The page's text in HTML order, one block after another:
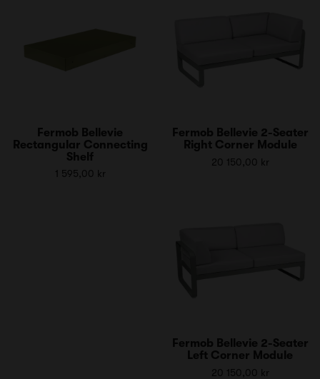
Fermob Bellevie
Rectangular Connecting
Shelf
1 595,00 kr
Fermob Bellevie 2-Seater
Right Corner Module
20 150,00 kr
Fermob Bellevie 2-Seater
Left Corner Module
20 150,00 kr